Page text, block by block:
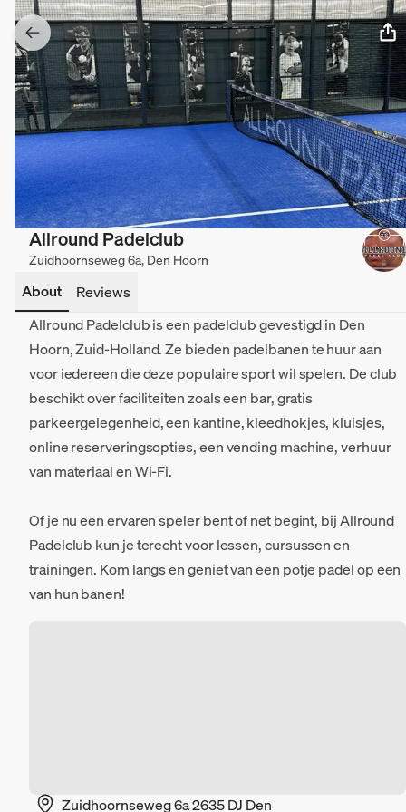
Allround Padelclub
Zuidhoornseweg 6a, Den Hoorn
About
Reviews
Allround Padelclub is een padelclub gevestigd in Den
Hoorn, Zuid-Holland. Ze bieden padelbanen te huur aan
voor iedereen die deze populaire sport wil spelen. De club
beschikt over faciliteiten zoals een bar, gratis
parkeergelegenheid, een kantine, kleedhokjes, kluisjes,
online reserveringsopties, een vending machine, verhuur
van materiaal en Wi-Fi.
Of je nu een ervaren speler bent of net begint, bij Allround
Padelclub kun je terecht voor lessen, cursussen en
trainingen. Kom langs en geniet van een potje padel op een
van hun banen!
Zuidhoornseweg 6a 2635 DJ Den